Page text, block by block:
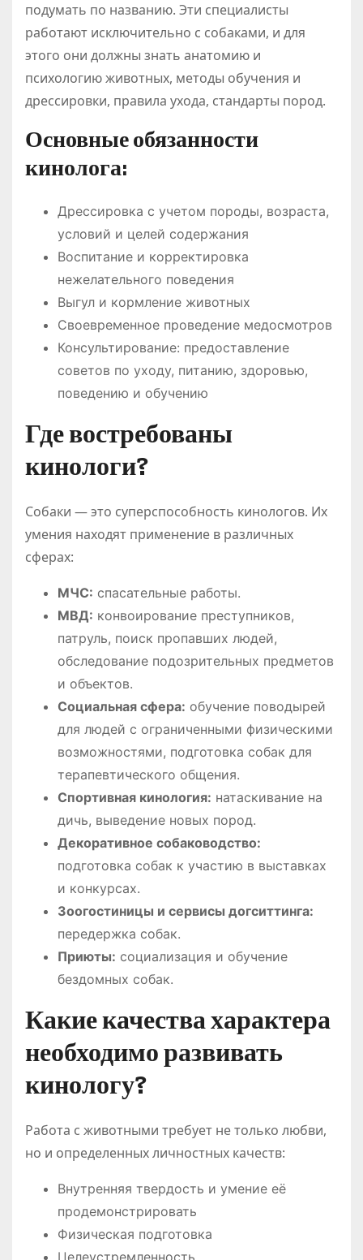
подумать по названию. Эти специалисты
работают исключительно с собаками, и для
этого они должны знать анатомию и
психологию животных, методы обучения и
дрессировки, правила ухода, стандарты пород.
Основные обязанности
кинолога:
Дрессировка с учетом породы, возраста,
условий и целей содержания
Воспитание и корректировка
нежелательного поведения
Выгул и кормление животных
Своевременное проведение медосмотров
Консультирование: предоставление
советов по уходу, питанию, здоровью,
поведению и обучению
Где востребованы
кинологи?
Собаки — это суперспособность кинологов. Их
умения находят применение в различных
сферах:
МЧС: спасательные работы.
МВД: конвоирование преступников,
патруль, поиск пропавших людей,
обследование подозрительных предметов
и объектов.
Социальная сфера: обучение поводырей
для людей с ограниченными физическими
возможностями, подготовка собак для
терапевтического общения.
Спортивная кинология: натаскивание на
дичь, выведение новых пород.
Декоративное собаководство:
подготовка собак к участию в выставках
и конкурсах.
Зоогостиницы и сервисы догситтинга:
передержка собак.
Приюты: социализация и обучение
бездомных собак.
Какие качества характера
необходимо развивать
кинологу?
Работа с животными требует не только любви,
но и определенных личностных качеств:
Внутренняя твердость и умение её
продемонстрировать
Физическая подготовка